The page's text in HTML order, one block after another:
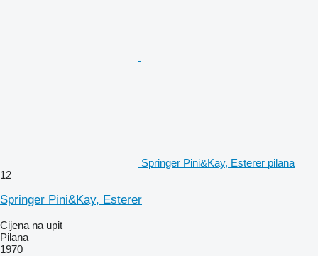
Springer Pini&Kay, Esterer pilana
12
Springer Pini&Kay, Esterer
Cijena na upit
Pilana
1970